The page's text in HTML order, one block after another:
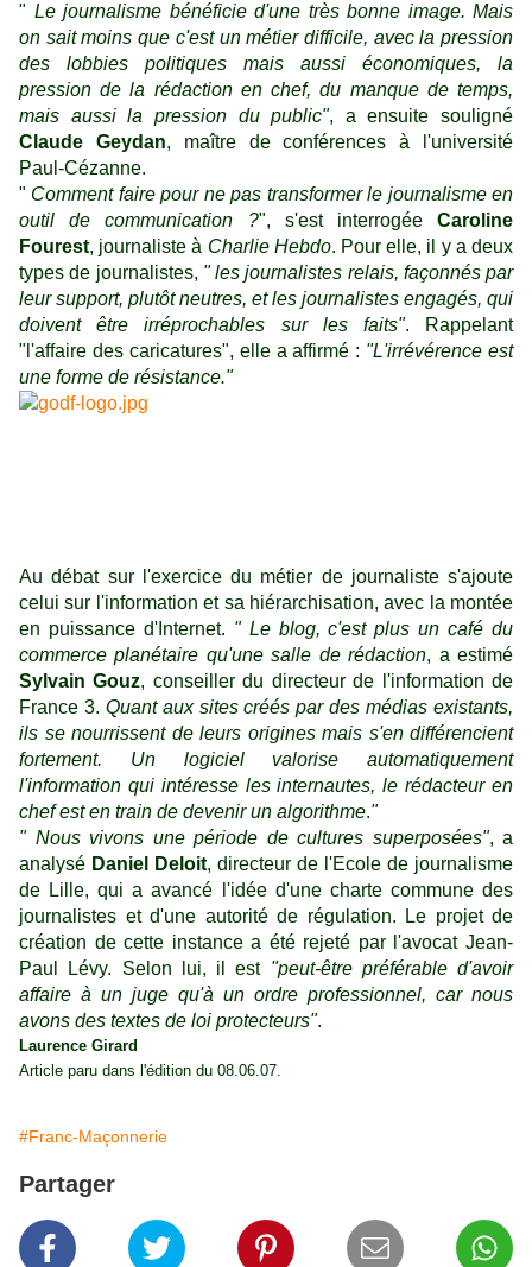
" Le journalisme bénéficie d'une très bonne image. Mais
on sait moins que c'est un métier difficile, avec la pression
des lobbies politiques mais aussi économiques, la
pression de la rédaction en chef, du manque de temps,
mais aussi la pression du public", a ensuite souligné
Claude Geydan, maître de conférences à l'université
Paul-Cézanne.
" Comment faire pour ne pas transformer le journalisme en
outil de communication ?", s'est interrogée Caroline
Fourest, journaliste à Charlie Hebdo. Pour elle, il y a deux
types de journalistes, " les journalistes relais, façonnés par
leur support, plutôt neutres, et les journalistes engagés, qui
doivent être irréprochables sur les faits". Rappelant
"l'affaire des caricatures", elle a affirmé : "L'irrévérence est
une forme de résistance."
Au débat sur l'exercice du métier de journaliste s'ajoute
celui sur l'information et sa hiérarchisation, avec la montée
en puissance d'Internet. " Le blog, c'est plus un café du
commerce planétaire qu'une salle de rédaction, a estimé
Sylvain Gouz, conseiller du directeur de l'information de
France 3. Quant aux sites créés par des médias existants,
ils se nourrissent de leurs origines mais s'en différencient
fortement. Un logiciel valorise automatiquement
l'information qui intéresse les internautes, le rédacteur en
chef est en train de devenir un algorithme."
" Nous vivons une période de cultures superposées", a
analysé Daniel Deloit, directeur de l'Ecole de journalisme
de Lille, qui a avancé l'idée d'une charte commune des
journalistes et d'une autorité de régulation. Le projet de
création de cette instance a été rejeté par l'avocat Jean-
Paul Lévy. Selon lui, il est "peut-être préférable d'avoir
affaire à un juge qu'à un ordre professionnel, car nous
avons des textes de loi protecteurs".
Laurence Girard
Article paru dans l'édition du 08.06.07.
#Franc-Maçonnerie
Partager